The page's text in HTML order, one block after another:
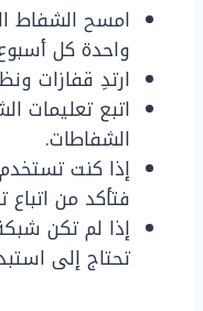
امسح الشفاط
واحدة كل
ارتدِ قفازات
اتبع تعليمات
الشفاطات.
إذا كنت
فتأكد من
إذا لم تكن
تحتاج إلى